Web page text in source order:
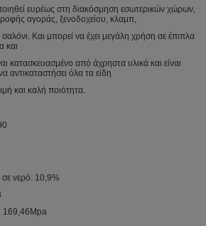
ευρέως στη διακόσμηση εσωτερικών χώρων,
αγοράς, ξενοδοχείου, κλαμπ,
Και μπορεί να έχει μεγάλη χρήση σε έπιπλα
και
κατασκευασμένο από άχρηστα υλικά και είναι
αντικαταστήσει όλα τα είδη
και καλή ποιότητα.
σε νερό: 10,9%
169,46Mpa